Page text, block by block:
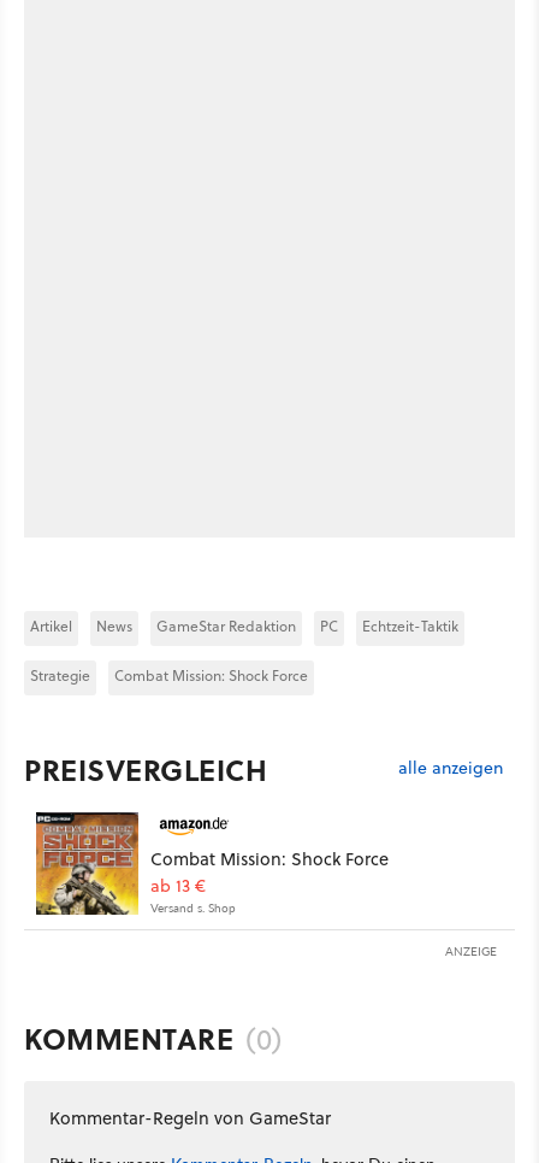
Artikel News GameStar Redaktion PC Echtzeit-Taktik
Strategie Combat Mission: Shock Force
PREISVERGLEICH alle anzeigen
Combat Mission: Shock Force
ab 13 €
Versand s. Shop
ANZEIGE
KOMMENTARE (0)
Kommentar-Regeln von GameStar